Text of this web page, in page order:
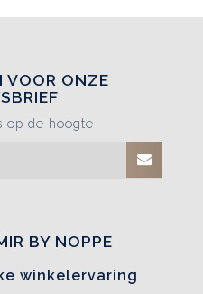
VOOR ONZE
op de hoogte
BY NOPPE
winkelervaring